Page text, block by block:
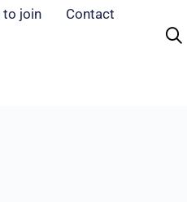
to join Contact